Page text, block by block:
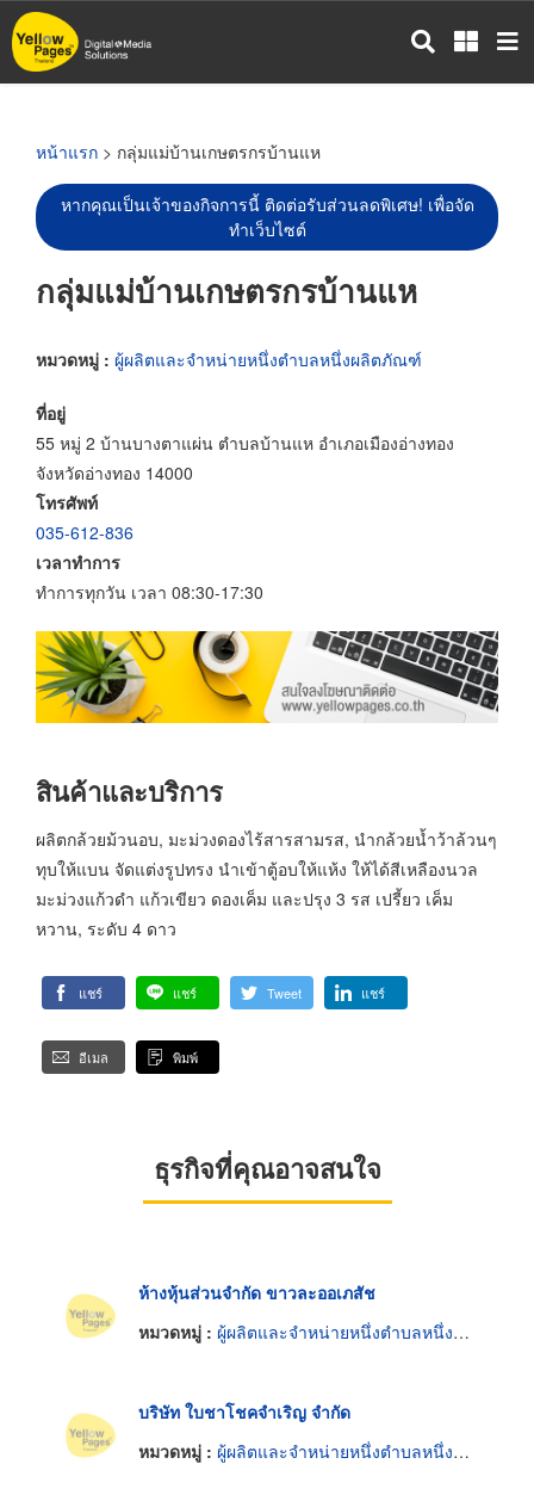
ข้าม
ไป
หน้าแรก > กลุ่มแม่บ้านเกษตรกรบ้านแห
หากคุณเป็นเจ้าของกิจการนี้ ติดต่อรับส่วนลดพิเศษ! เพื่อจัด
ทำเว็บไซต์
กลุ่มแม่บ้านเกษตรกรบ้านแห
หมวดหมู่ : ผู้ผลิตและจำหน่ายหนึ่งตำบลหนึ่งผลิตภัณฑ์
ที่อยู่
55 หมู่ 2 บ้านบางตาแผ่น ตำบลบ้านแห อำเภอเมืองอ่างทอง
จังหวัดอ่างทอง 14000
โทรศัพท์
035-612-836
เวลาทำการ
ทำการทุกวัน เวลา 08:30-17:30
สินค้าและบริการ
ผลิตกล้วยม้วนอบ, มะม่วงดองไร้สารสามรส, นำกล้วยน้ำว้าล้วนๆ
ทุบให้แบน จัดแต่งรูปทรง นำเข้าตู้อบให้แห้ง ให้ได้สีเหลืองนวล
มะม่วงแก้วดำ แก้วเขียว ดองเค็ม และปรุง 3 รส เปรี้ยว เค็ม
หวาน, ระดับ 4 ดาว
แชร์ แชร์ Tweet แชร์
อีเมล พิมพ์
ธุรกิจที่คุณอาจสนใจ
ห้างหุ้นส่วนจำกัด ขาวละออเภสัช
หมวดหมู่ : ผู้ผลิตและจำหน่ายหนึ่งตำบลหนึ่งผลิตภัณฑ์
บริษัท ใบชาโชคจำเริญ จำกัด
หมวดหมู่ : ผู้ผลิตและจำหน่ายหนึ่งตำบลหนึ่งผลิตภัณฑ์